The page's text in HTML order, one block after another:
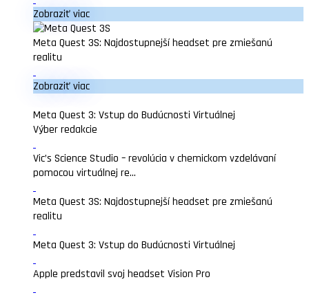
Zobraziť viac
Meta Quest 3S: Najdostupnejší headset pre zmiešanú
realitu
Zobraziť viac
Meta Quest 3: Vstup do Budúcnosti Virtuálnej
Výber redakcie
Vic’s Science Studio – revolúcia v chemickom vzdelávaní
pomocou virtuálnej re...
Meta Quest 3S: Najdostupnejší headset pre zmiešanú
realitu
Meta Quest 3: Vstup do Budúcnosti Virtuálnej
Apple predstavil svoj headset Vision Pro